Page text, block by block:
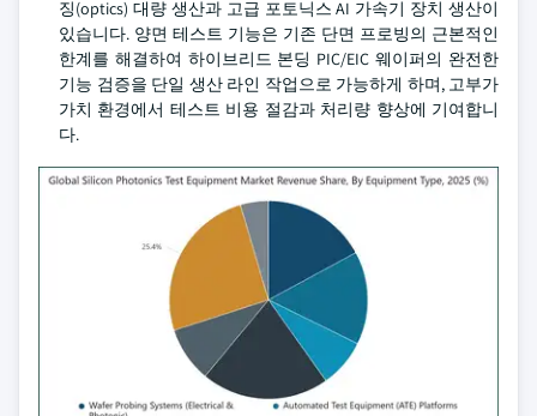
징(optics) 대량 생산과 고급 포토닉스 AI 가속기 장치 생산이
있습니다. 양면 테스트 기능은 기존 단면 프로빙의 근본적인
한계를 해결하여 하이브리드 본딩 PIC/EIC 웨이퍼의 완전한
기능 검증을 단일 생산 라인 작업으로 가능하게 하며, 고부가
가치 환경에서 테스트 비용 절감과 처리량 향상에 기여합니
다.